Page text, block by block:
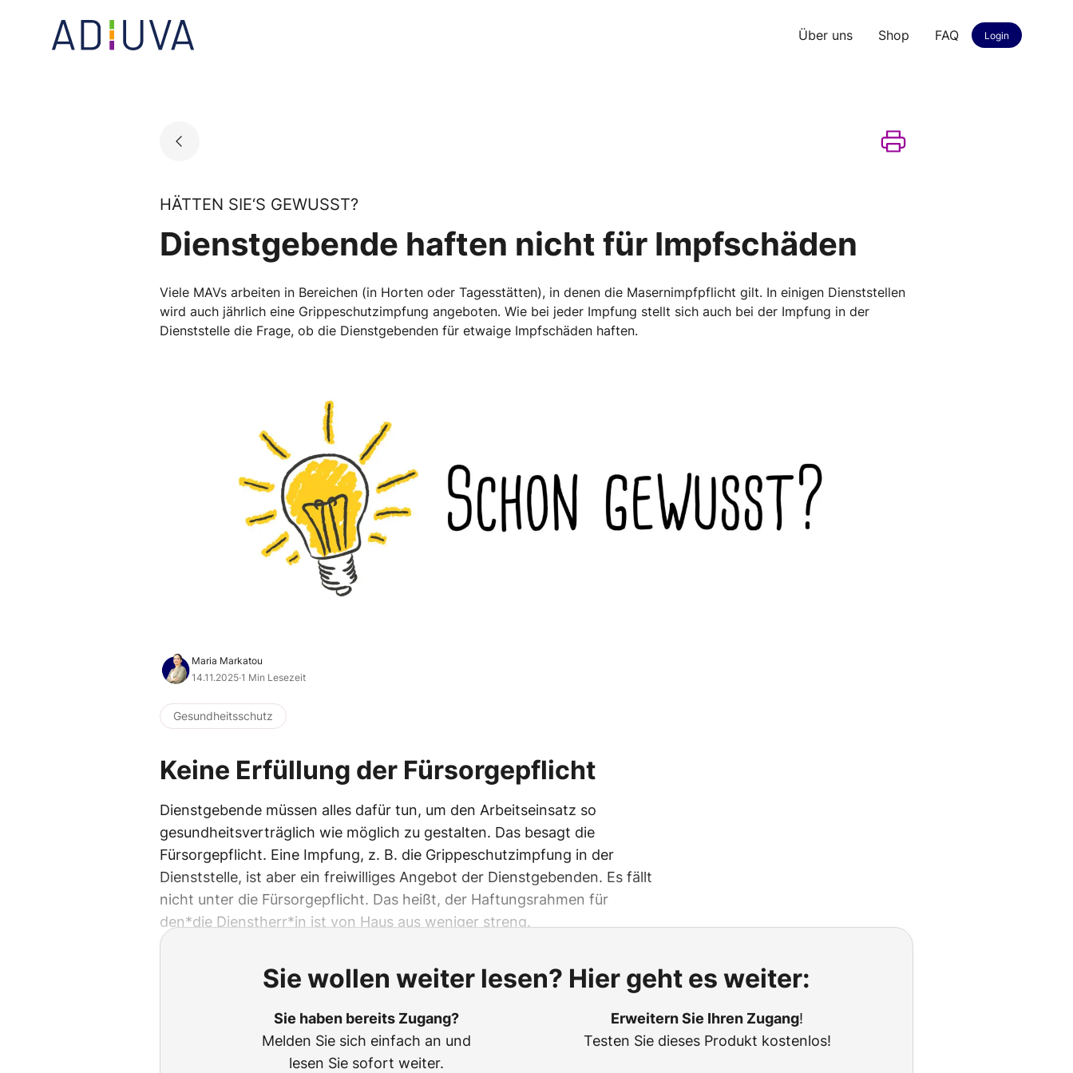
Go to landing page. Über uns Shop FAQ Login
HÄTTEN SIE‘S GEWUSST?
Dienstgebende haften nicht für Impfschäden
Viele MAVs arbeiten in Bereichen (in Horten oder Tagesstätten), in denen die Masernimpfpflicht gilt. In einigen Dienststellen
wird auch jährlich eine Grippeschutzimpfung angeboten. Wie bei jeder Impfung stellt sich auch bei der Impfung in der
Dienststelle die Frage, ob die Dienstgebenden für etwaige Impfschäden haften.
Maria Markatou
14.11.2025·1 Min Lesezeit
Gesundheitsschutz
Keine Erfüllung der Fürsorgepflicht
Dienstgebende müssen alles dafür tun, um den Arbeitseinsatz so
gesundheitsverträglich wie möglich zu gestalten. Das besagt die
Fürsorgepflicht. Eine Impfung, z. B. die Grippeschutzimpfung in der
Dienststelle, ist aber ein freiwilliges Angebot der Dienstgebenden. Es fällt
nicht unter die Fürsorgepflicht. Das heißt, der Haftungsrahmen für
den*die Dienstherr*in ist von Haus aus weniger streng.
Sie wollen weiter lesen? Hier geht es weiter:
Sie haben bereits Zugang?
Melden Sie sich einfach an und
lesen Sie sofort weiter.
Erweitern Sie Ihren Zugang!
Testen Sie dieses Produkt kostenlos!